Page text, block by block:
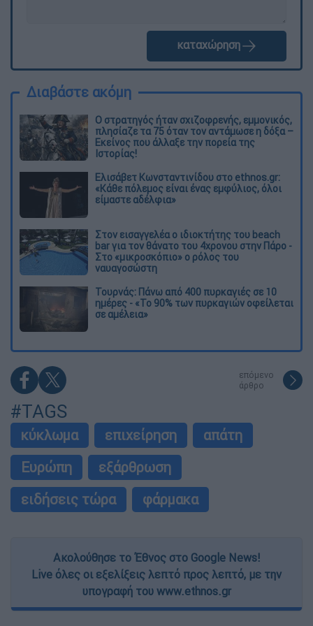
καταχώρηση
Διαβάστε ακόμη
O στρατηγός ήταν σχιζοφρενής, εμμονικός,
πλησίαζε τα 75 όταν τον αντάμωσε η δόξα –
Εκείνος που άλλαξε την πορεία της
Ιστορίας!
Ελισάβετ Κωνσταντινίδου στο ethnos.gr:
«Κάθε πόλεμος είναι ένας εμφύλιος, όλοι
είμαστε αδέλφια»
Στον εισαγγελέα ο ιδιοκτήτης του beach
bar για τον θάνατο του 4χρονου στην Πάρο -
Στο «μικροσκόπιο» ο ρόλος του
ναυαγοσώστη
Τουρνάς: Πάνω από 400 πυρκαγιές σε 10
ημέρες - «Το 90% των πυρκαγιών οφείλεται
σε αμέλεια»
επόμενο
άρθρο
#TAGS
κύκλωμα επιχείρηση
απάτη
Ευρώπη
εξάρθρωση
ειδήσεις τώρα
φάρμακα
Ακολούθησε το Έθνος στο Google News!
Live όλες οι εξελίξεις λεπτό προς λεπτό, με την
υπογραφή του www.ethnos.gr